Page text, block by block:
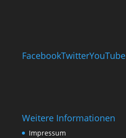
FacebookTwitterYouTube
Weitere Informationen
Impressum